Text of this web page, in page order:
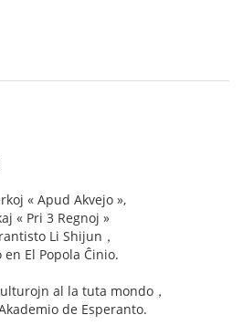
« Apud Akvejo »,
« Pri 3 Regnoj »
Li Shijun，
El Popola Ĉinio.
al la tuta mondo，
de Esperanto.